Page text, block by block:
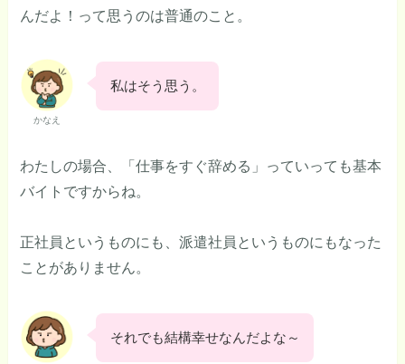
んだよ！って思うのは普通のこと。
かなえ
私はそう思う。
わたしの場合、「仕事をすぐ辞める」っていっても基本
バイトですからね。
正社員というものにも、派遣社員というものにもなった
ことがありません。
それでも結構幸せなんだよな～